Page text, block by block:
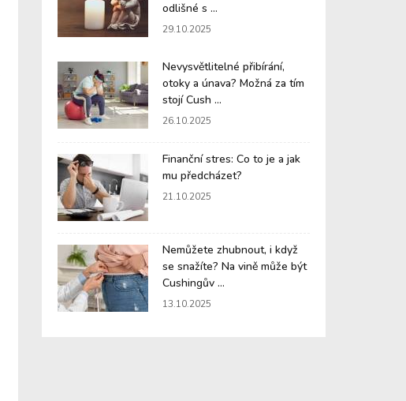
odlišné s ...
29.10.2025
Nevysvětlitelné přibírání,
otoky a únava? Možná za tím
stojí Cush ...
26.10.2025
Finanční stres: Co to je a jak
mu předcházet?
21.10.2025
Nemůžete zhubnout, i když
se snažíte? Na vině může být
Cushingův ...
13.10.2025